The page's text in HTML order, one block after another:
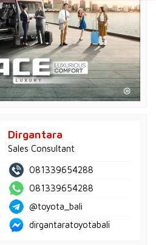
Dirgantara
Sales Consultant
081339654288
081339654288
@toyota_bali
dirgantaratoyotabali